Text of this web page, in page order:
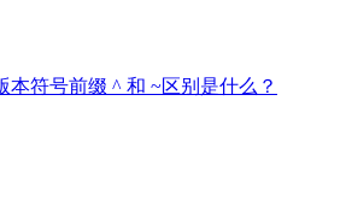
本符号前缀 ^ 和 ~区别是什么？